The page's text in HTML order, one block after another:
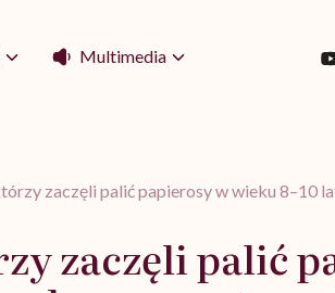
Multimedia
zaczęli palić papierosy w wieku 8–10
zaczęli palić